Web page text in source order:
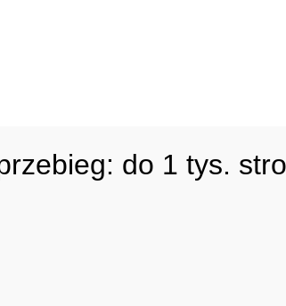
do 1 tys.